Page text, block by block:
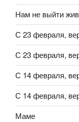
Нам не выйти
С 23 февраля,
С 23 февраля,
С 14 февраля,
С 14 февраля,
Маме